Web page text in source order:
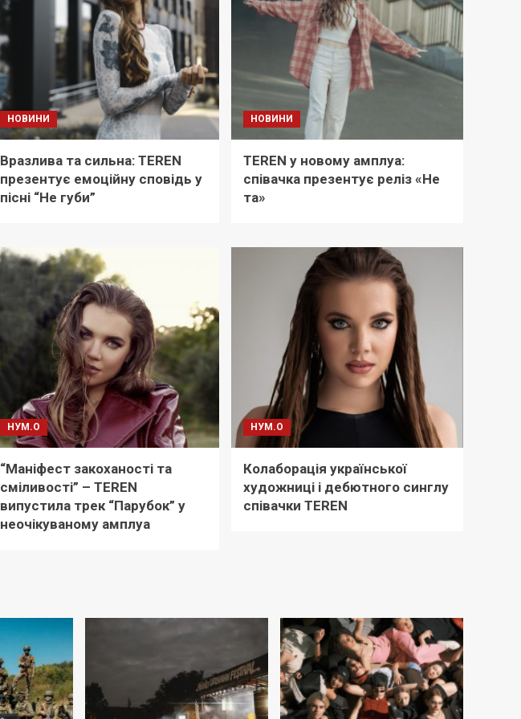
НОВИНИ
Вразлива та сильна: TEREN
презентує емоційну сповідь у
пісні “Не губи”
НОВИНИ
TEREN у новому амплуа:
співачка презентує реліз «Не
та»
НУМ.О
“Маніфест закоханості та
сміливості” – TEREN
випустила трек “Парубок” у
неочікуваному амплуа
НУМ.О
Колаборація української
художниці і дебютного синглу
співачки TEREN